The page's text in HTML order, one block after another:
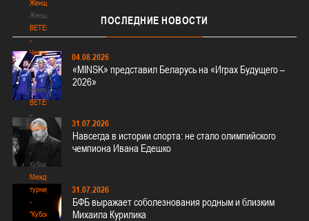
Женщины
Женщины
BETERA
-
Чемпионат
BETERA
-
Чемпионат
BETERA
-
Кубок
BETERA
-
Кубок
Международный
турнир
-
"Кубок
ПОСЛЕДНИЕ НОВОСТИ
04.08.2026
«MINSK» представил Беларусь на «Играх Будущего –
2026»
31.07.2026
Навсегда в истории спорта: не стало олимпийского
чемпиона Ивана Едешко
31.07.2026
БФБ выражает соболезнования родным и близким
Михаила Курилика